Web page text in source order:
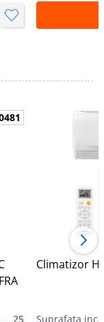
25
Climatizor
Suprafata